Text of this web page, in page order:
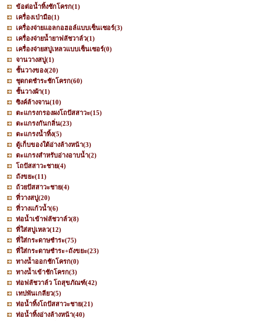
ข้อต่อน้ำทิ้งชักโครก(1)
เครื่องเป่ามือ(1)
เครื่องจ่ายแอลกอฮอล์แบบเซ็นเซอร์(3)
เครื่องจ่ายน้ำยาฟลัชวาล์ว(1)
เครื่องจ่ายสบู่เหลวแบบเซ็นเซอร์(0)
จานวางสบู่(1)
ชั้นวางของ(20)
ชุดกดชำระชักโครก(60)
ชั้นวางผ้า(1)
ซิงค์ล้างจาน(10)
ตะแกรงกรองผงโถปัสสาวะ(15)
ตะแกรงกันกลิ่น(23)
ตะแกรงน้ำทิ้ง(5)
ตู้เก็บของใต้อ่างล้างหน้า(3)
ตะแกรงสำหรับอ่างอาบน้ำ(2)
โถปัสสาวะชาย(4)
ถังขยะ(11)
ถ้วยปัสสาวะชาย(4)
ที่วางสบู่(20)
ที่วางแก้วน้ำ(6)
ท่อน้ำเข้าฟลัชวาล์ว(8)
ที่ใส่สบู่เหลว(12)
ที่ใส่กระดาษชำระ(75)
ที่ใส่กระดาษชำระ+ถังขยะ(23)
ทางน้ำออกชักโครก(0)
ทางน้ำเข้าชักโครก(3)
ท่อฟลัชวาล์ว โถสุขภัณฑ์(42)
เทปพันเกลียว(5)
ท่อน้ำทิ้งโถปัสสาวะชาย(21)
ท่อน้ำทิ้งอ่างล้างหน้า(40)